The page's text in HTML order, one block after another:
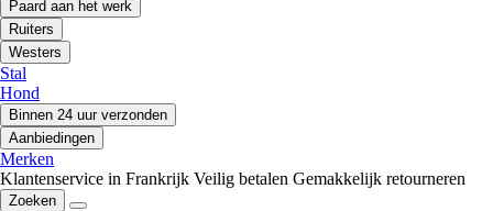
Paard aan het werk
Ruiters
Westers
Stal
Hond
Binnen 24 uur verzonden
Aanbiedingen
Merken
Klantenservice in Frankrijk Veilig betalen Gemakkelijk retourneren
Zoeken